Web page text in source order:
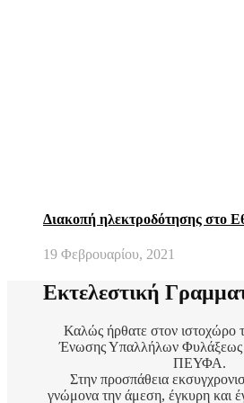
Διακοπή ηλεκτροδότησης στο
19 Φεβρουαρίου, 2021
Εκτελεστική
Καλώς ήρθατε στον ιστοχώρο
Ένωσης Υπαλλήλων Φυλάξεως
ΠΕΥΦΑ.
Στην προσπάθεια
γνώμονα την άμεση, έγκυρη και